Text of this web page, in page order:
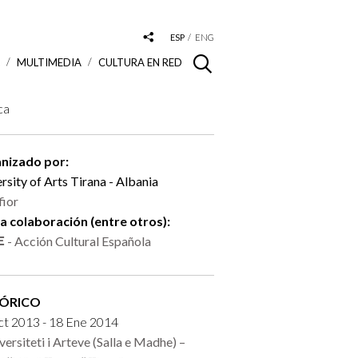
ESP ENG
MULTIMEDIA CULTURA EN RED
por:
of Arts Tirana - Albania
colaboración (entre otros):
- Acción Cultural Española
2013 - 18 Ene 2014
i Arteve (Salla e Madhe) –